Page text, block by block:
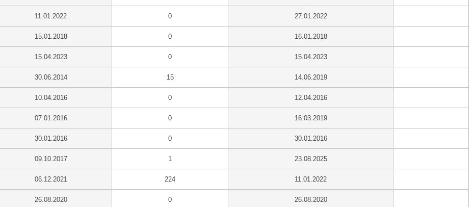
11.01.2022 0 27.01.2022
15.01.2018 0 16.01.2018
15.04.2023 0 15.04.2023
30.06.2014 15 14.06.2019
10.04.2016 0 12.04.2016
07.01.2016 0 16.03.2019
30.01.2016 0 30.01.2016
09.10.2017 1 23.08.2025
06.12.2021 224 11.01.2022
26.08.2020 0 26.08.2020